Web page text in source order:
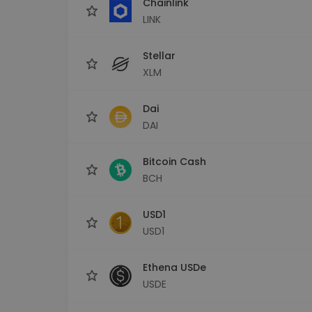
LINK
Stellar
XLM
Dai
DAI
Bitcoin Cash
BCH
USD1
USD1
Ethena USDe
USDE